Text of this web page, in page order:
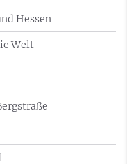
Hessen
Welt